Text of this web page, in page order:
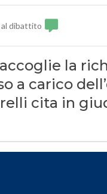
al dibattito
la
a carico
cita in